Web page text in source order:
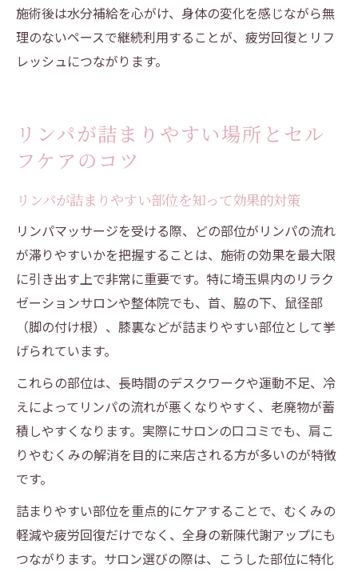
施術後は水分補給を心がけ、身体の変化を感じながら無
理のないペースで継続利用することが、疲労回復とリフ
レッシュにつながります。
リンパが詰まりやすい場所とセル
フケアのコツ
リンパが詰まりやすい部位を知って効果的対策
リンパマッサージを受ける際、どの部位がリンパの流れ
が滞りやすいかを把握することは、施術の効果を最大限
に引き出す上で非常に重要です。特に埼玉県内のリラク
ゼーションサロンや整体院でも、首、脇の下、鼠径部
（脚の付け根）、膝裏などが詰まりやすい部位として挙
げられています。
これらの部位は、長時間のデスクワークや運動不足、冷
えによってリンパの流れが悪くなりやすく、老廃物が蓄
積しやすくなります。実際にサロンの口コミでも、肩こ
りやむくみの解消を目的に来店される方が多いのが特徴
です。
詰まりやすい部位を重点的にケアすることで、むくみの
軽減や疲労回復だけでなく、全身の新陳代謝アップにも
つながります。サロン選びの際は、こうした部位に特化